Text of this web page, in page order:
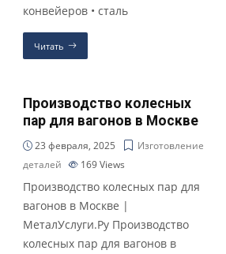
конвейеров • сталь
Читать
Производство колесных
пар для вагонов в Москве
23 февраля, 2025
Изготовление
деталей
169Views
Производство колесных пар для
вагонов в Москве |
МеталУслуги.Ру Производство
колесных пар для вагонов в